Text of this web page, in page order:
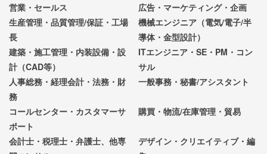
営業・セールス
広告・マーケティング・企画
生産管理・品質管理/保証・工場
長
機械エンジニア（電気/電子/半
導体・金型設計）
建築・施工管理・内装設備・設
計（CAD等）
ITエンジニア・SE・PM・コン
サル
人事総務・経理会計・法務・財
務
一般事務・秘書/アシスタント
コールセンター・カスタマーサ
ポート
購買・物流/在庫管理・貿易
会計士・税理士・弁護士、他専
デザイン・クリエイティブ・編